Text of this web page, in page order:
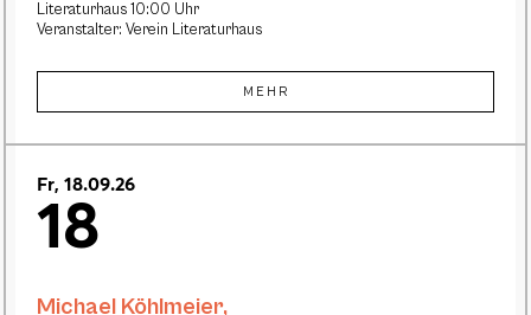
Literaturhaus 10:00 Uhr
Veranstalter: Verein Literaturhaus
MEHR
Fr, 18.09.26
18
Michael Köhlmeier,